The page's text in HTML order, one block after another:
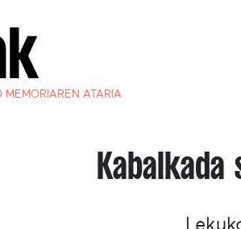
MEMORIAREN ATARIA